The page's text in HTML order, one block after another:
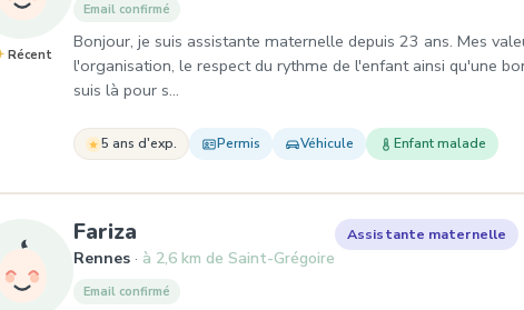
Récent
Email confirmé
Bonjour, je suis assistante maternelle depuis 23 ans. Mes
l'organisation, le respect du rythme de l'enfant ainsi qu'une
suis là pour s…
5 ans d'exp. Permis Véhicule Enfant malade
Fariza , Assistante maternelle à Rennes
Rennes à 2,6 km de Saint-Grégoire
Assistante maternelle
Email confirmé